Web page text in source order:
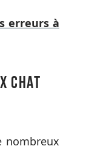
erreurs à
chat
nombreux